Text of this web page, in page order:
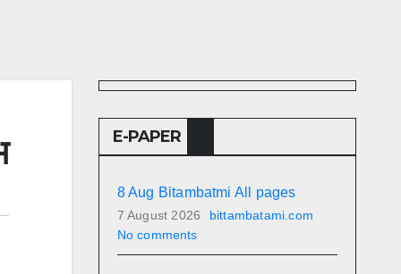
E-PAPER
8 Aug Bitambatmi All pages
7 August 2026
bittambatami.com
No comments